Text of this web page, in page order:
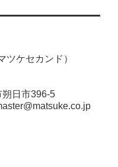
ツケセカンド）
日市396-5